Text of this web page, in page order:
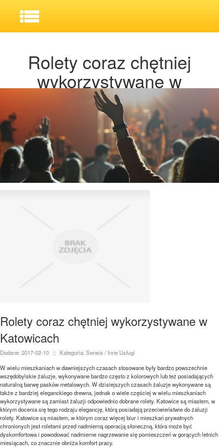
Rolety coraz chętniej
wykorzystywane w
Katowicach
Rolety coraz chętniej wykorzystywane w
Katowicach
Dodane: 2017-02-10 ::
Kategoria: Serwis / Inne Usługi
W wielu mieszkaniach w dawniejszych czasach stosowane były bardzo powszechnie
wszędobylskie żaluzje, wykonywane bardzo często z kolorowych lub też posiadających
naturalną barwę pasków metalowych. W dzisiejszych czasach żaluzje wykonywane są
także z bardziej eleganckiego drewna, jednak o wiele częściej w wielu mieszkaniach
wykorzystywane są zamiast żaluzji odpowiednio dobrane rolety. Katowice są miastem, w
którym docenia się tego rodzaju elegancję, którą posiadają przeciwieństwie do żaluzji
rolety. Katowice są miastem, w którym coraz więcej biur i mieszkań prywatnych
chronionych jest roletami przed nadmierną operacją słoneczną, która może być
dyskomfortowa i powodować nadmierne nagrzewanie się pomieszczeń w gorących letnich
miesiącach, co znacznie obniża komfort pracy.